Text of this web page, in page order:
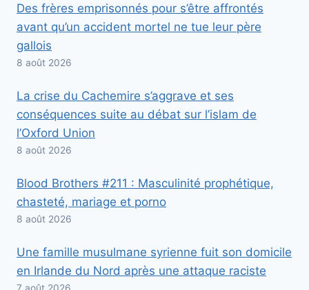
Des frères emprisonnés pour s’être affrontés
avant qu’un accident mortel ne tue leur père
gallois
8 août 2026
La crise du Cachemire s’aggrave et ses
conséquences suite au débat sur l’islam de
l’Oxford Union
8 août 2026
Blood Brothers #211 : Masculinité prophétique,
chasteté, mariage et porno
8 août 2026
Une famille musulmane syrienne fuit son domicile
en Irlande du Nord après une attaque raciste
7 août 2026